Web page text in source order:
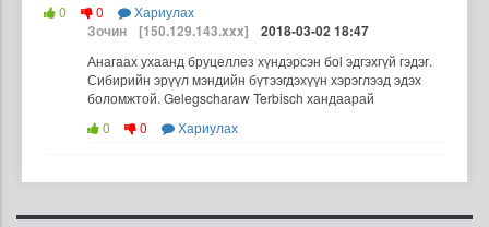
0
0 Хариулах
Зочин [150.129.143.xxx] 2018-03-02 18:47
Анагаах ухаанд бруцеллез хүндэрсэн боl эдгэхгүй гэдэг.
Сибирийн эрүүл мэндийн бүтээгдэхүүн хэрэглээд эдэх
боломжтой. Gelegscharaw Terbisch хандаарай
0
0 Хариулах